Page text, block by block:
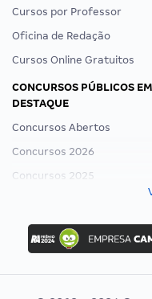
Cursos por Professor
Oficina de Redação
Cursos Online Gratuitos
CONCURSOS PÚBLICOS EM
DESTAQUE
Concursos Abertos
Concursos 2026
Concursos 2025
Concurso Ibama
Concurso MPU
Editais publicados